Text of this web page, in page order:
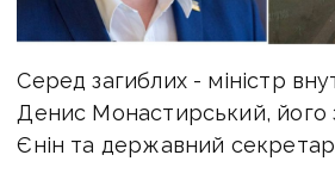
Серед загиблих - міністр
Денис Монастирський, його
Єнін та державний